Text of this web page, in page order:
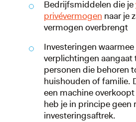
Bedrijfsmiddelen die je
privévermogen naar je
vermogen overbrengt
Investeringen waarmee
verplichtingen aangaat
personen die behoren
huishouden of familie.
een machine
heb je in principe geen
investeringsaftrek.